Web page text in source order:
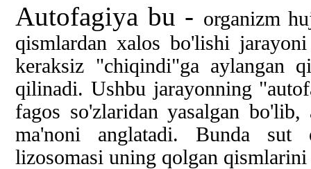
Autofagiya bu - organizm
qismlardan xalos bo'lishi
keraksiz "chiqindi"ga aylangan
qilinadi. Ushbu jarayonning
fagos so'zlaridan yasalgan
ma'noni anglatadi. Bunda sut
lizosomasi uning qolgan